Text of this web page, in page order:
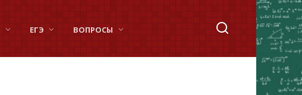
ЕГЭ ВОПРОСЫ